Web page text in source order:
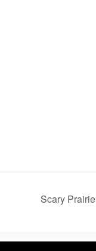
Scary Prairie